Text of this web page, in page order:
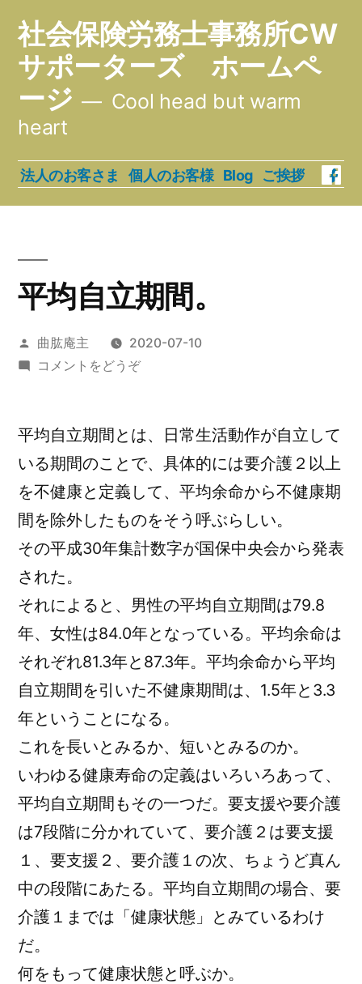
ス
社会保険労務士事務所CW
サポーターズ ホームペ
ージ
Cool head but warm
heart
法人のお客さま 個人のお客様 Blog ご挨拶
平均自立期間。
投
稿
曲肱庵主
2020-07-10
コメントをどうぞ(平
立
期
平均自立期間とは、日常生活動作が自立して
いる期間のことで、具体的には要介護２以上
を不健康と定義して、平均余命から不健康期
間を除外したものをそう呼ぶらしい。
その平成30年集計数字が国保中央会から発表
された。
それによると、男性の平均自立期間は79.8
年、女性は84.0年となっている。平均余命は
それぞれ81.3年と87.3年。平均余命から平均
自立期間を引いた不健康期間は、1.5年と3.3
年ということになる。
これを長いとみるか、短いとみるのか。
いわゆる健康寿命の定義はいろいろあって、
平均自立期間もその一つだ。要支援や要介護
は7段階に分かれていて、要介護２は要支援
１、要支援２、要介護１の次、ちょうど真ん
中の段階にあたる。平均自立期間の場合、要
介護１までは「健康状態」とみているわけ
だ。
何をもって健康状態と呼ぶか。